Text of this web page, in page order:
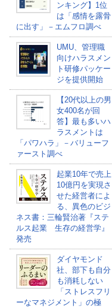
ンキング】1位
は「感情を露骨
に出す」－エムフロ調べ
UMU、管理職
向けハラスメン
ト研修パッケー
ジを提供開始
【20代以上の男
女400名が回
答】最も多いハ
ラスメントは
「パワハラ」－バリューフ
ァースト調べ
起業10年で売上
10億円を実現さ
せた経営者によ
る、異色のビジ
ネス書：三輪賢治著『ステ
ルス起業 生存の経営学』
発売
ダイヤモンド
社、部下も自分
も消耗しない
「ストレスフリ
ーなマネジメント」の極